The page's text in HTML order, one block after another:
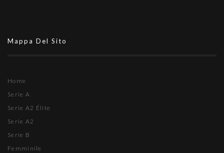
Mappa Del Sito
Home
Serie A
Serie A2 Élite
Serie A2
Serie B
Femminile